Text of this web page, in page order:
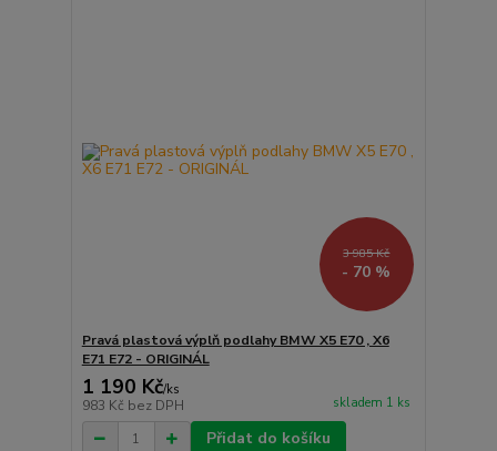
3 985 Kč
- 70 %
Pravá plastová výplň podlahy BMW X5 E70 , X6
E71 E72 - ORIGINÁL
1 190 Kč/ks
983 Kč bez DPH skladem 1 ks
Přidat do košíku